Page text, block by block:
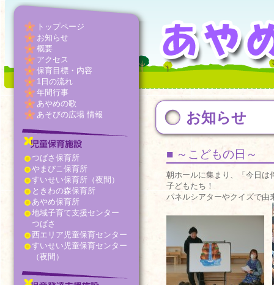
お知らせ
■ ～こどもの日～
朝ホールに集まり、「今日は
子どもたち！
パネルシアターやクイズで由
トップページ
お知らせ
概要
アクセス
保育目標・内容
1日の流れ
年間行事
あやめの歌
あそびの広場 情報
つばさ保育所
やまびこ保育所
すいせい保育所（夜間）
ときわの森保育所
あやめ保育所
地域子育て支援センター
つばさ
西エリア児童保育センター
すいせい児童保育センター
（夜間）